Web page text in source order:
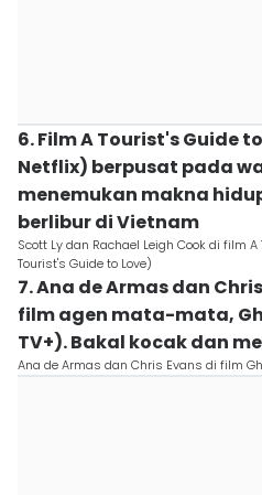
6. Film A Tourist's Guide
Netflix) berpusat pada
menemukan makna
berlibur di Vietnam
Scott Ly dan Rachael Leigh Cook di film
Tourist's Guide to Love)
7. Ana de Armas dan
film agen mata-mata,
TV+). Bakal kocak dan
Ana de Armas dan Chris Evans di film